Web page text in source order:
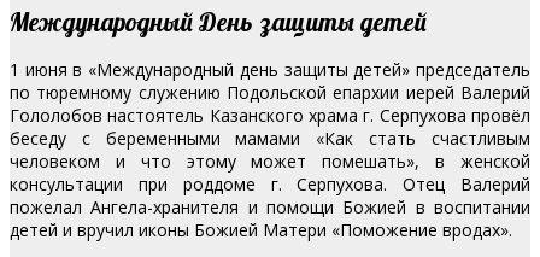
Международный День защиты детей
1 июня в «Международный день защиты детей» председатель
по тюремному служению Подольской епархии иерей Валерий
Гололобов настоятель Казанского храма г. Серпухова провёл
беседу с беременными мамами «Как стать счастливым
человеком и что этому может помешать», в женской
консультации при роддоме г. Серпухова. Отец Валерий
пожелал Ангела-хранителя и помощи Божией в воспитании
детей и вручил иконы Божией Матери «Поможение вродах».